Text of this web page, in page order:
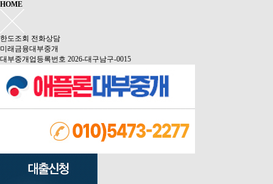
HOME
한도조회 전화상담
미래금융대부중개
대부중개업등록번호 2026-대구남구-0015